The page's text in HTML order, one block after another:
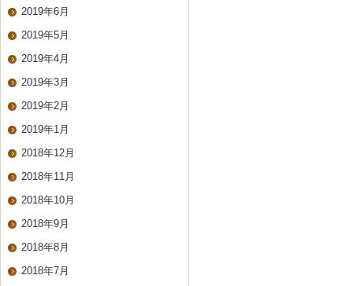
2019年6月
2019年5月
2019年4月
2019年3月
2019年2月
2019年1月
2018年12月
2018年11月
2018年10月
2018年9月
2018年8月
2018年7月